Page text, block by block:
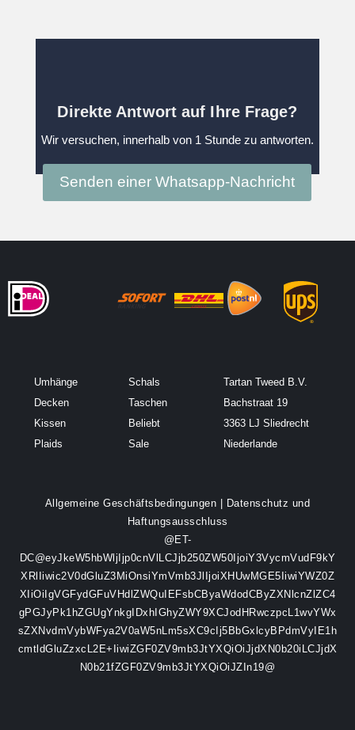
Direkte Antwort auf Ihre Frage?
Wir versuchen, innerhalb von 1 Stunde zu antworten.
Senden einer Whatsapp-Nachricht
Umhänge
Decken
Kissen
Plaids
Schals
Taschen
Beliebt
Sale
Tartan Tweed B.V.
Bachstraat 19
3363 LJ Sliedrecht
Niederlande
Allgemeine Geschäftsbedingungen
Datenschutz und
Haftungsausschluss
@ET-
DC@eyJkeW5hbWljIjp0cnVlLCJjb250ZW50IjoiY3VycmVudF9kY
XRlIiwic2V0dGluZ3MiOnsiYmVmb3JlIjoiXHUwMGE5IiwiYWZ0Z
XIiOiIgVGFydGFuVHdlZWQuIEFsbCByaWdodCByZXNlcnZlZC4
gPGJyPk1hZGUgYnkgIDxhIGhyZWY9XCJodHRwczpcL1wvYWx
sZXNvdmVybWFya2V0aW5nLm5sXC9cIj5BbGxlcyBPdmVyIE1h
cmtldGluZzxcL2E+IiwiZGF0ZV9mb3JtYXQiOiJjdXN0b20iLCJjdX
N0b21fZGF0ZV9mb3JtYXQiOiJZIn19@